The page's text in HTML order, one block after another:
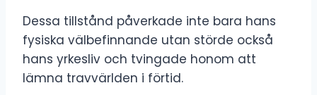
Dessa tillstånd påverkade inte bara hans
fysiska välbefinnande utan störde också
hans yrkesliv och tvingade honom att
lämna travvärlden i förtid.